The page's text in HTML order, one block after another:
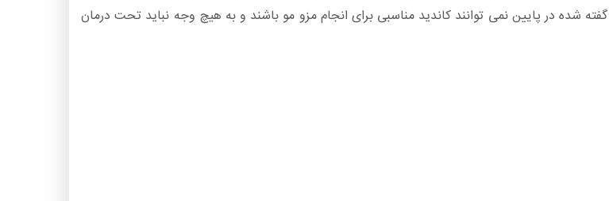
شده در پایین نمی توانند کاندید مناسبی برای انجام مزو مو باشند و به هیچ وجه نباید تحت درمان